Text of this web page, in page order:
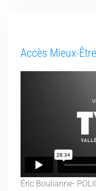
Accès Mieux-
Éric Boulianne-